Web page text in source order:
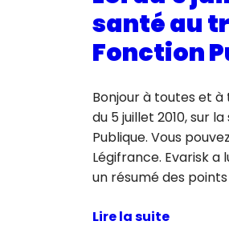
santé au
Fonction
Bonjour à toutes et à
du 5 juillet 2010, sur
Publique. Vous
Légifrance. Evarisk
un résumé des
Lire la suite